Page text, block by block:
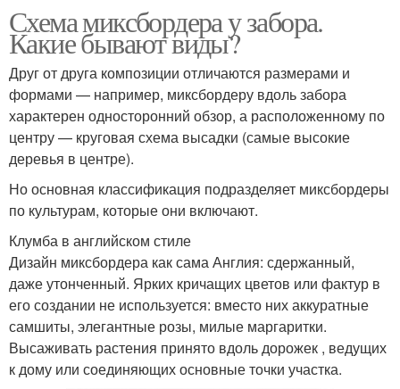
Схема миксбордера у забора.
Какие бывают виды?
Друг от друга композиции отличаются размерами и
формами — например, миксбордеру вдоль забора
характерен односторонний обзор, а расположенному по
центру — круговая схема высадки (самые высокие
деревья в центре).
Но основная классификация подразделяет миксбордеры
по культурам, которые они включают.
Клумба в английском стиле
Дизайн миксбордера как сама Англия: сдержанный,
даже утонченный. Ярких кричащих цветов или фактур в
его создании не используется: вместо них аккуратные
самшиты, элегантные розы, милые маргаритки.
Высаживать растения принято вдоль дорожек , ведущих
к дому или соединяющих основные точки участка.